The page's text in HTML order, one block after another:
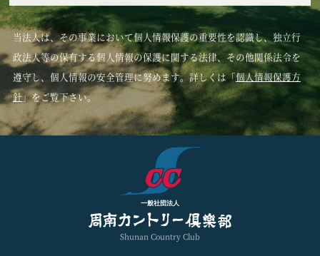
当法人は、その事業において個人情報保護の重要性を認識し、独立行
政法人等の保有する個人情報の保護に関する法律、その他関係法令を
遵守し、個人情報の安全管理に努めます。詳しくは「個人情報保護方
針」をご覧下さい。
一般社団法人
Shunan Country Club